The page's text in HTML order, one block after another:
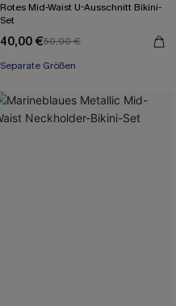
Rotes Mid-Waist U-Ausschnitt Bikini-
Set
40,00 €50,00 €
Separate Größen